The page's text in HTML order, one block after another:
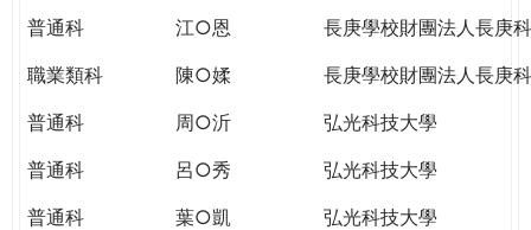
普通科
江○恩
長庚學校財團法人長庚
職業類科
陳○媃
長庚學校財團法人長庚
普通科
周○沂
弘光科技大學
普通科
呂○秀
弘光科技大學
普通科
葉○凱
弘光科技大學